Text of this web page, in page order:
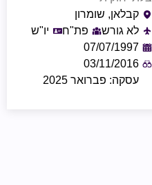
קבלאן, שומרון
לא גורש
פת"ח
יו"ש
07/07/1997
03/11/2016
עסקה: פברואר 2025